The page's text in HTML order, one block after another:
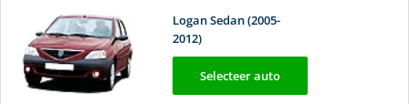
Logan Sedan (2005-
2012)
Selecteer auto